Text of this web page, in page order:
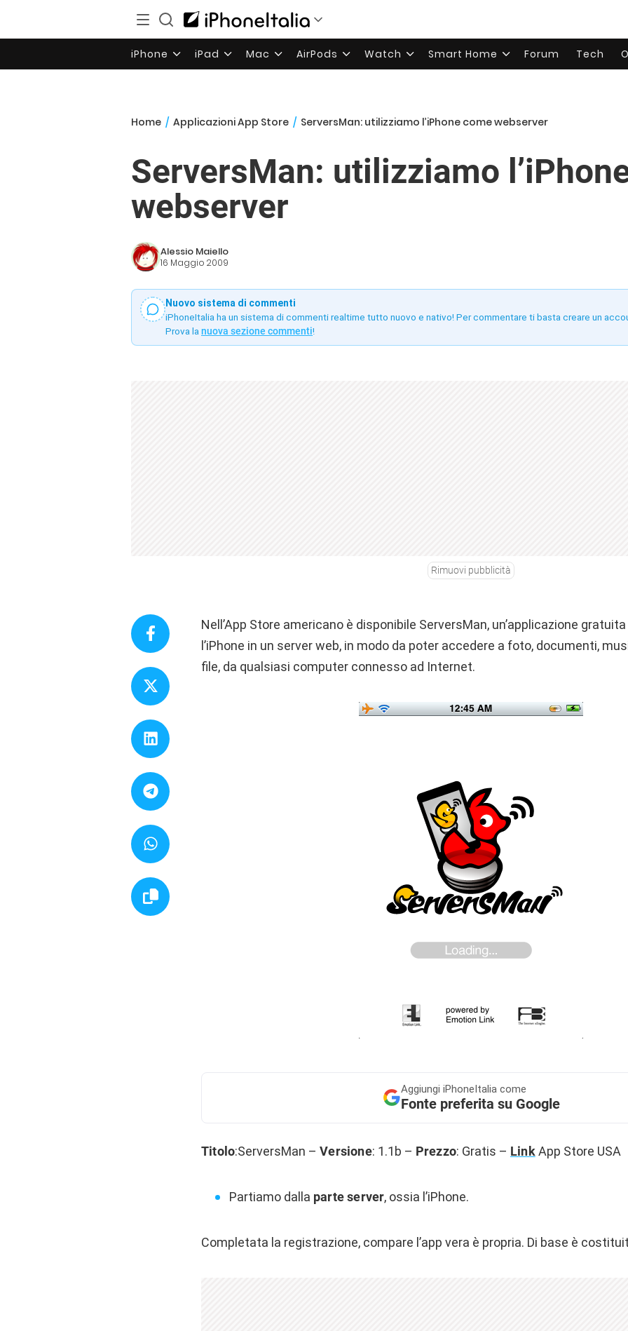
iPhone iPad Mac AirPods Watch Smart Home Forum Tech
Home / Applicazioni App Store / ServersMan: utilizziamo l’iPhone come webserver
ServersMan: utilizziamo
webserver
Alessio Maiello
16 Maggio 2009
Nuovo sistema di commenti
iPhoneItalia ha un sistema di commenti realtime tutto nuovo e nativo! Per commentare ti basta creare un
Prova la nuova sezione commenti!
Rimuovi pubblicità
Nell’App Store americano è disponibile ServersMan, un’applicazione
l’iPhone in un server web, in modo da poter accedere a foto, documenti,
file, da qualsiasi computer connesso ad Internet.
Aggiungi iPhoneItalia come
Fonte preferita su Google
Titolo:ServersMan –Versione: 1.1b – Prezzo: Gratis – LinkApp Store USA
Partiamo dalla parte server, ossia l’iPhone.
Completata la registrazione, compare l’app vera è propria. Di base è